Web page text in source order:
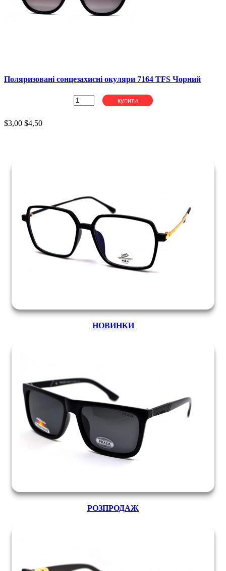
Поляризовані сонцезахисні окуляри 7164 TFS Чорний
купити
$3,00 $4,50
НОВИНКИ
РОЗПРОДАЖ